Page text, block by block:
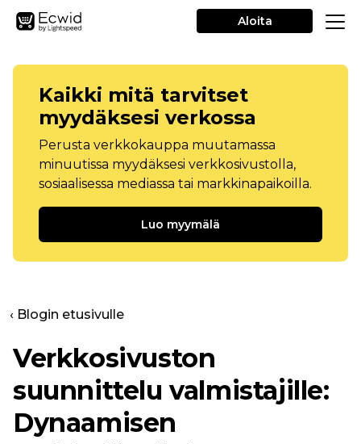
Aloita
Kaikki mitä tarvitset
myydäksesi verkossa
Perusta verkkokauppa muutamassa
minuutissa myydäksesi verkkosivustolla,
sosiaalisessa mediassa tai markkinapaikoilla.
Luo myymälä
‹ Blogin etusivulle
Verkkosivuston
suunnittelu valmistajille:
Dynaamisen